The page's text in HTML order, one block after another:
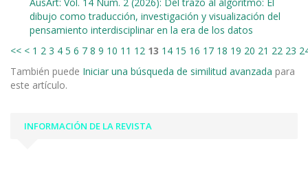
dibujo como traducción, investigación y visualización del
pensamiento interdisciplinar en la era de los datos
<< < 1 2 3 4 5 6 7 8 9 10 11 12 13 14 15 16 17 18 19 20 21 22 23
También puede Iniciar una búsqueda de similitud avanzada para
este artículo.
INFORMACIÓN DE LA REVISTA